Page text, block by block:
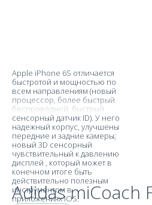
Apple iPhone 6S отличается
быстротой и мощностью по
всем направлениям (новый
процессор, более быстрый
беспроводной, быстрый
сенсорный датчик ID). У него
надежный корпус, улучшены
передние и задние камеры;
новый 3D сенсорный
чувствительный к давлению
дисплей , который может в
конечном итоге быть
действительно полезным
инструментом в
приложениях IOS.
Adidas miCoach